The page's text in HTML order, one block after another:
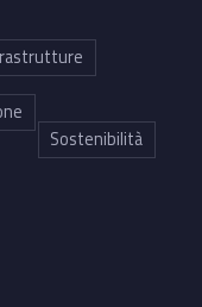
Sostenibilità